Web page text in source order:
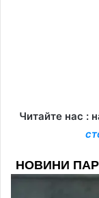
Читайте нас :